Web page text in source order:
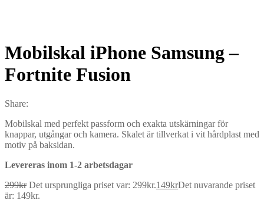
Mobilskal iPhone Samsung –
Fortnite Fusion
Share:
Mobilskal med perfekt passform och exakta utskärningar för
knappar, utgångar och kamera. Skalet är tillverkat i vit hårdplast med
motiv på baksidan.
Levereras inom 1-2 arbetsdagar
299kr Det ursprungliga priset var: 299kr.149krDet nuvarande priset
är: 149kr.